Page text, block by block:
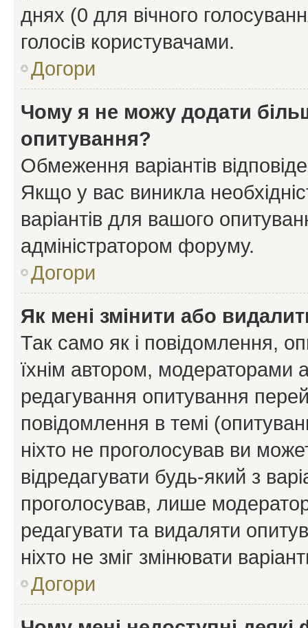
днях (0 для вічного
голосів користувачами.
Догори
Чому я не можу додати
опитування?
Обмеження варіантів
Якщо у вас виникла
варіантів для вашого
адміністратором форуму.
Догори
Як мені змінити або
Так само як і повідомлення,
їхнім автором, модераторами
редагування опитування
повідомлення в темі
ніхто не проголосував ви
відредагувати будь-який з
проголосував, лише
редагувати та видаляти
ніхто не зміг змінювати
Догори